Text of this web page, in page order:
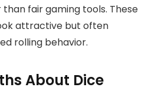
fair gaming tools. These
attractive but often
rolling behavior.
About Dice